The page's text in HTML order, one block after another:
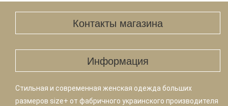
Контакты магазина
Информация
Стильная и современная женская одежда больших
размеров size+ от фабричного украинского производителя